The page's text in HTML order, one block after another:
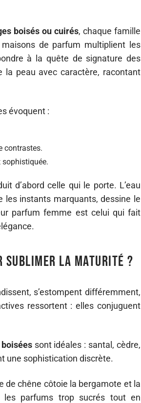
boisés ou cuirés, chaque famille
de parfum multiplient les
à la quête de signature des
la peau avec caractère, racontant
évoquent :
contrastes.
sophistiquée.
d’abord celle qui le porte. L’eau
les instants marquants, dessine le
parfum femme est celui qui fait
sublimer la maturité ?
s’estompent différemment,
ressortent : elles conjuguent
sont idéales : santal, cèdre,
une sophistication discrète.
chêne côtoie la bergamote et la
les parfums trop sucrés tout en